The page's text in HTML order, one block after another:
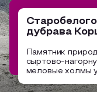
Бузулук и
Соль-Илецкий
Саракташский
Маршруты от
Пешеходный
Сельский туризм
ГДЕ ПОЕСТЬ
ГДЕ
СУВЕНИРЫ
дубрава
Памятник
сыртово-
меловые холмы